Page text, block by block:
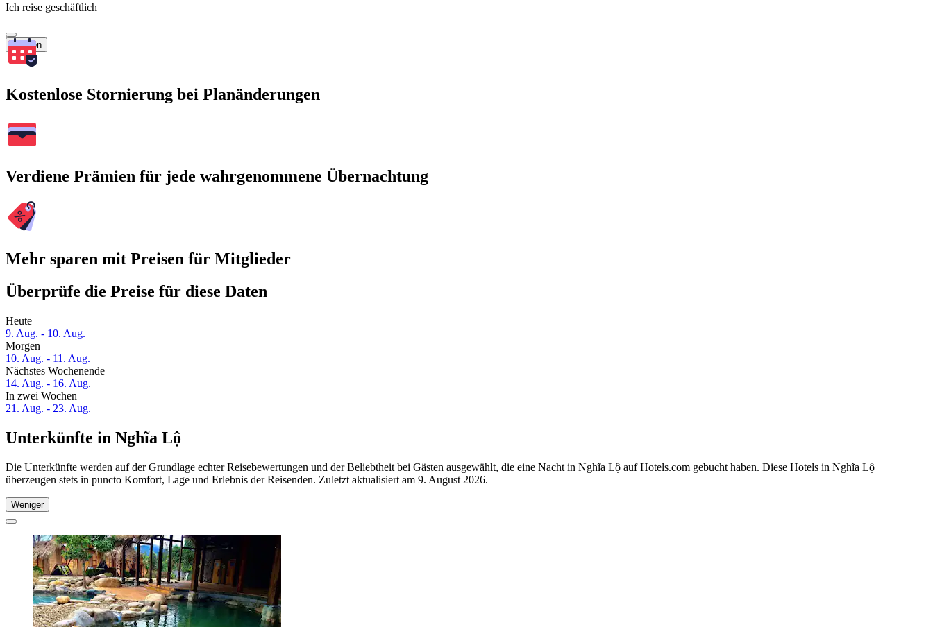
Ich reise geschäftlich
Suchen
Kostenlose Stornierung bei Planänderungen
Verdiene Prämien für jede wahrgenommene Übernachtung
Mehr sparen mit Preisen für Mitglieder
Überprüfe die Preise für diese Daten
Heute
9. Aug. - 10. Aug.
Morgen
10. Aug. - 11. Aug.
Nächstes Wochenende
14. Aug. - 16. Aug.
In zwei Wochen
21. Aug. - 23. Aug.
Unterkünfte in Nghĩa Lộ
Die Unterkünfte werden auf der Grundlage echter Reisebewertungen und der Beliebtheit bei Gästen ausgewählt, die eine Nacht in Nghĩa Lộ auf Hotels.com gebucht haben. Diese Hotels in Nghĩa Lộ
überzeugen stets in puncto Komfort, Lage und Erlebnis der Reisenden. Zuletzt aktualisiert am 9. August 2026.
Weniger